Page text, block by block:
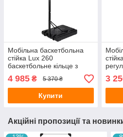
Мобільна баскетбольна
стійка Lux 260
баскетбольне кільце з
регулюванням висоти
4 985 ₴ 5 370 ₴
Купити
—
3
Акційні пропозиції та